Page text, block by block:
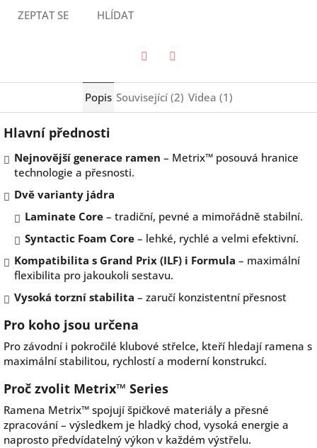
ZEPTAT SE HLÍDAT
Popis Související (2) Videa (1)
Hlavní přednosti
Nejnovější generace ramen – Metrix™ posouvá hranice
technologie a přesnosti.
Dvě varianty jádra
Laminate Core – tradiční, pevné a mimořádně stabilní.
Syntactic Foam Core – lehké, rychlé a velmi efektivní.
Kompatibilita s Grand Prix (ILF) i Formula – maximální
flexibilita pro jakoukoli sestavu.
Vysoká torzní stabilita – zaručí konzistentní přesnost
Pro koho jsou určena
Pro závodní i pokročilé klubové střelce, kteří hledají ramena s
maximální stabilitou, rychlostí a moderní konstrukcí.
Proč zvolit Metrix™ Series
Ramena Metrix™ spojují špičkové materiály a přesné
zpracování – výsledkem je hladký chod, vysoká energie a
naprosto předvídatelný výkon v každém výstřelu.